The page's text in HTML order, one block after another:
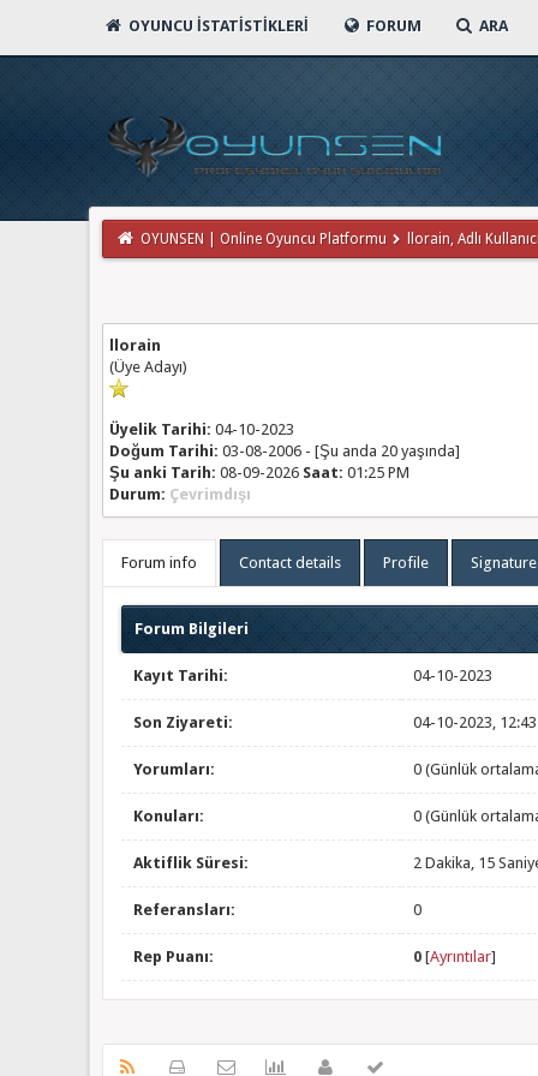
OYUNCU İSTATISTIKLERI FORUM ARA
OYUNSEN | Online Oyuncu Platformu llorain, Adlı
llorain
(Üye Adayı)
Üyelik Tarihi: 04-10-2023
Doğum Tarihi: 03-08-2006 - [Şu anda 20 yaşında]
Şu anki Tarih: 08-09-2026 Saat: 01:25 PM
Durum: Çevrimdışı
Forum info Contact details Profile Signature
Forum Bilgileri
Kayıt Tarihi: 04-10-2023
Son Ziyareti: 04-10-2023,
Yorumları: 0 (Günlük
Konuları: 0 (Günlük
Aktiflik Süresi: 2 Dakika, 15
Referansları: 0
Rep Puanı: 0 [Ayrıntılar]